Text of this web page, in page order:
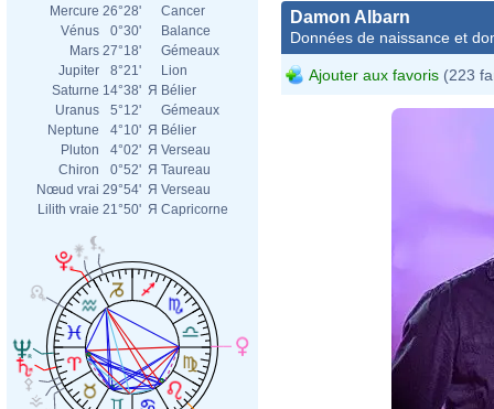
Mercure 26°28'
Cancer
Vénus
0°30'
Balance
Mars 27°18'
Gémeaux
Jupiter
8°21'
Lion
Saturne 14°38' Я Bélier
Uranus
5°12'
Gémeaux
Neptune
4°10' Я Bélier
Pluton
4°02' Я Verseau
Chiron
0°52' Я Taureau
Nœud vrai 29°54' Я Verseau
Lilith vraie 21°50' Я Capricorne
Damon Albarn
Données de naissance et
Ajouter aux favoris (223